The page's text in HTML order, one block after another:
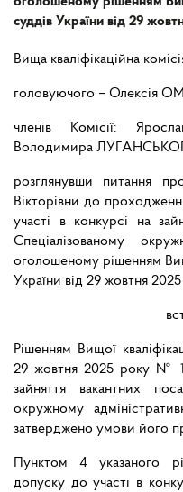
суддів України від 29
Вища кваліфікаційна
головуючого – Олексія
членів Комісії:
Володимира
розглянувши питання
Вікторівни до
участі в конкурсі на
Спеціалізованому
оголошеному рішенням
України від 29 жовтня
Рішенням Вищої
29 жовтня 2025 року №
зайняття вакантних
окружному
затверджено умови його
Пунктом 4 указаного
допуску до участі в